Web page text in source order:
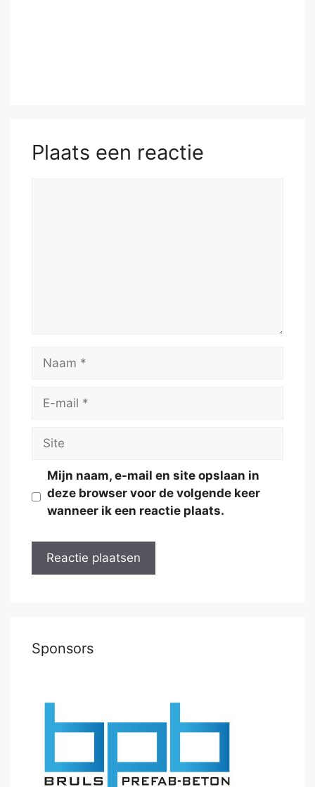
Plaats een reactie
Naam
Site
Mijn naam, e-mail en site opslaan in
deze browser voor de volgende keer
wanneer ik een reactie plaats.
Sponsors